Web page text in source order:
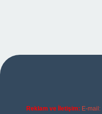
giriş
Reklam ve İletişim: E-mail: